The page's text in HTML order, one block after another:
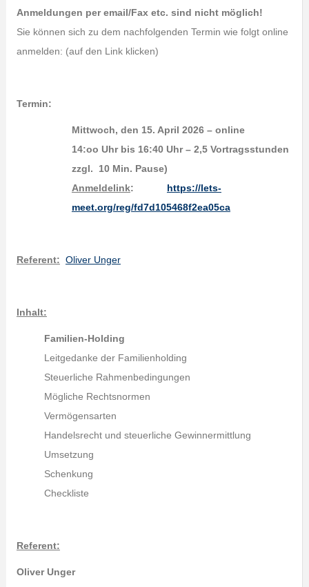
Anmeldungen per email/Fax etc. sind nicht möglich!
Sie können sich zu dem nachfolgenden Termin wie folgt online
anmelden: (auf den Link klicken)
Termin:
Mittwoch, den 15. April 2026 – online
14:oo Uhr bis 16:40 Uhr – 2,5 Vortragsstunden
zzgl. 10 Min. Pause)
Anmeldelink: https://lets-
meet.org/reg/fd7d105468f2ea05ca
Referent: Oliver Unger
Inhalt:
Familien-Holding
Leitgedanke der Familienholding
Steuerliche Rahmenbedingungen
Mögliche Rechtsnormen
Vermögensarten
Handelsrecht und steuerliche Gewinnermittlung
Umsetzung
Schenkung
Checkliste
Referent:
Oliver Unger